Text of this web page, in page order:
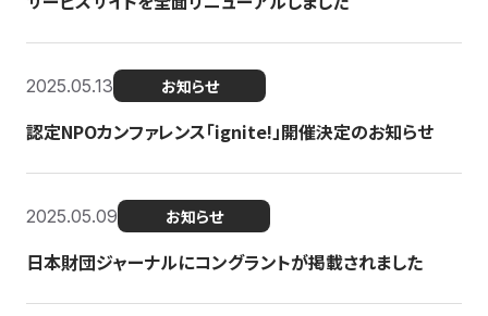
2025.05.13 お知らせ
認定NPOカンファレンス「ignite!」開催決定のお知らせ
2025.05.09 お知らせ
日本財団ジャーナルにコングラントが掲載されました